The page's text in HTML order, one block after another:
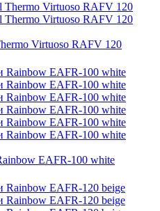
Virtuoso RAFV 120
EAFR-100 white